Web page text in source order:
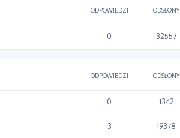
ODPOWIEDZI ODSŁONY
0 32557
ODPOWIEDZI ODSŁONY
0 1342
3 19378